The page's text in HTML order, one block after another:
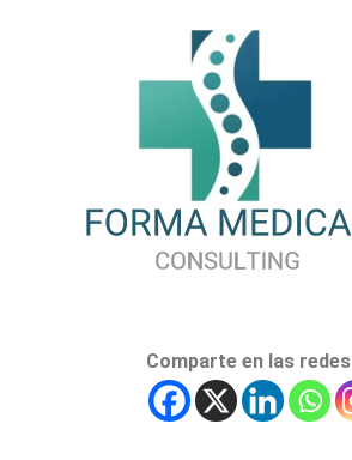
Comparte en las redes